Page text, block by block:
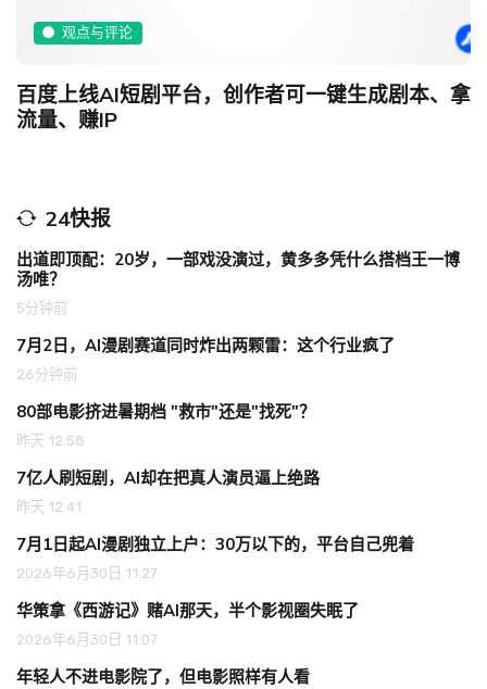
观点与评论
百度上线AI短剧平台，创作者可一键生成剧本、拿
流量、赚IP
24快报
出道即顶配：20岁，一部戏没演过，黄多多凭什么搭档王一博
汤唯？
5分钟前
7月2日，AI漫剧赛道同时炸出两颗雷：这个行业疯了
26分钟前
80部电影挤进暑期档 "救市"还是"找死"？
昨天 12:58
7亿人刷短剧，AI却在把真人演员逼上绝路
昨天 12:41
7月1日起AI漫剧独立上户：30万以下的，平台自己兜着
2026年6月30日 11:27
华策拿《西游记》赌AI那天，半个影视圈失眠了
2026年6月30日 11:07
年轻人不进电影院了，但电影照样有人看